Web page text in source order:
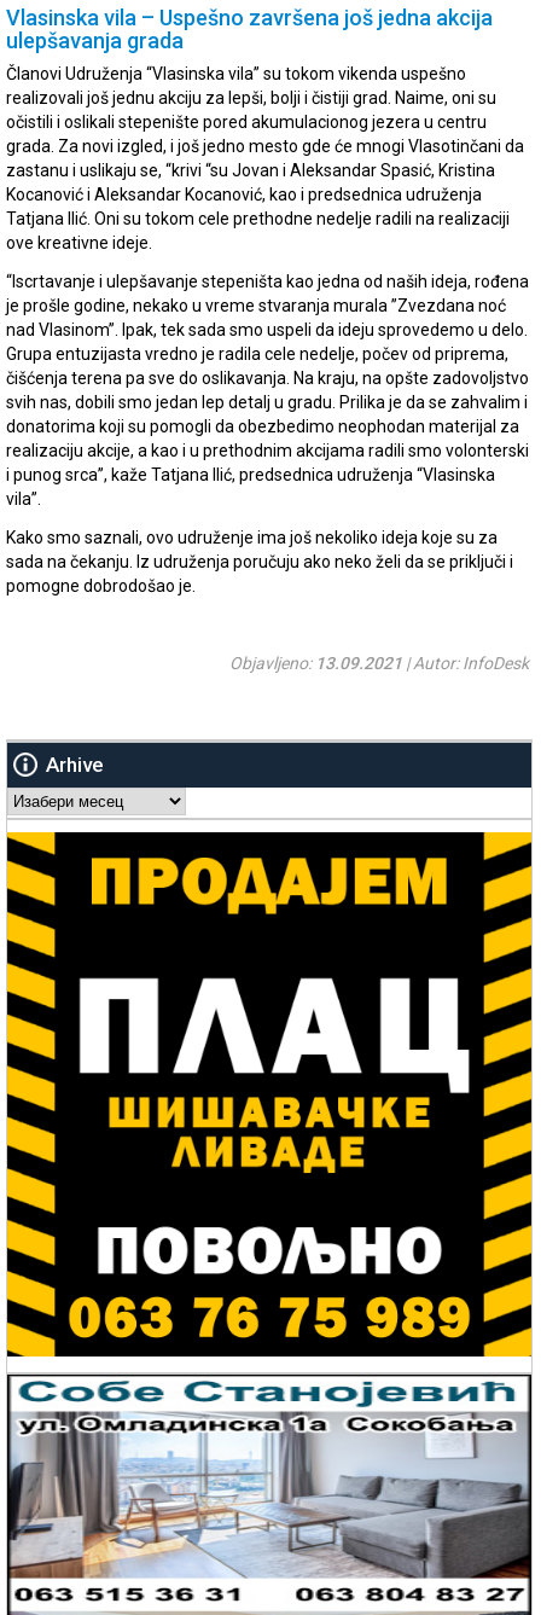
Vlasinska vila – Uspešno završena još jedna akcija
ulepšavanja grada
Članovi Udruženja “Vlasinska vila” su tokom vikenda uspešno
realizovali još jednu akciju za lepši, bolji i čistiji grad. Naime, oni su
očistili i oslikali stepenište pored akumulacionog jezera u centru
grada. Za novi izgled, i još jedno mesto gde će mnogi Vlasotinčani da
zastanu i uslikaju se, “krivi “su Jovan i Aleksandar Spasić, Kristina
Kocanović i Aleksandar Kocanović, kao i predsednica udruženja
Tatjana Ilić. Oni su tokom cele prethodne nedelje radili na realizaciji
ove kreativne ideje.
“Iscrtavanje i ulepšavanje stepeništa kao jedna od naših ideja, rođena
je prošle godine, nekako u vreme stvaranja murala ”Zvezdana noć
nad Vlasinom”. Ipak, tek sada smo uspeli da ideju sprovedemo u delo.
Grupa entuzijasta vredno je radila cele nedelje, počev od priprema,
čišćenja terena pa sve do oslikavanja. Na kraju, na opšte zadovoljstvo
svih nas, dobili smo jedan lep detalj u gradu. Prilika je da se zahvalim i
donatorima koji su pomogli da obezbedimo neophodan materijal za
realizaciju akcije, a kao i u prethodnim akcijama radili smo volonterski
i punog srca”, kaže Tatjana Ilić, predsednica udruženja “Vlasinska
vila”.
Kako smo saznali, ovo udruženje ima još nekoliko ideja koje su za
sada na čekanju. Iz udruženja poručuju ako neko želi da se priključi i
pomogne dobrodošao je.
Objavljeno: 13.09.2021 | Autor: InfoDesk
Arhive
Arhive